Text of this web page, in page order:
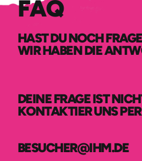
FAQ
HAST DU NOCH
WIR HABEN DIE
DEINE FRAGE IST
KONTAKTIER UNS
BESUCHER@IHM.DE